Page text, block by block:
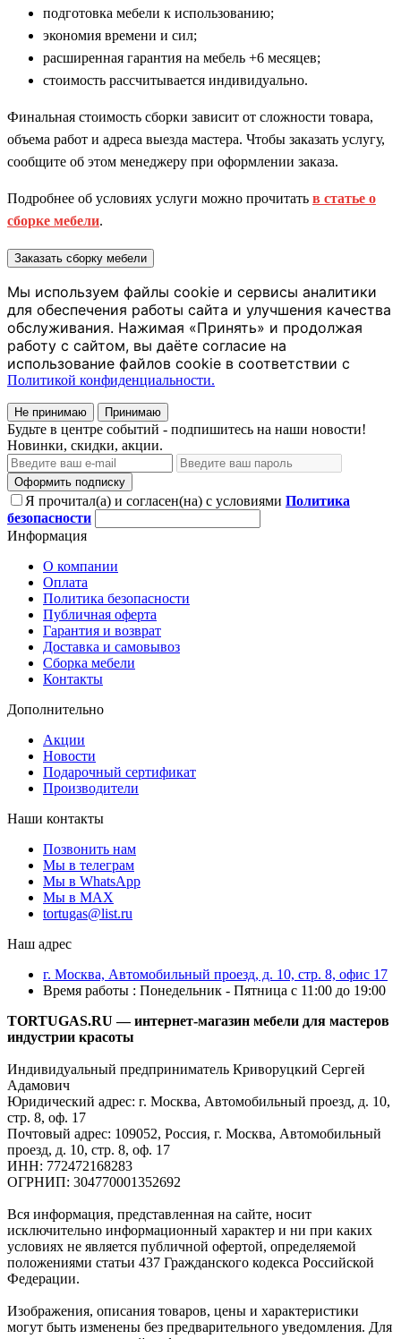
подготовка мебели к использованию;
экономия времени и сил;
расширенная гарантия на мебель +6 месяцев;
стоимость рассчитывается индивидуально.
Финальная стоимость сборки зависит от сложности товара,
объема работ и адреса выезда мастера. Чтобы заказать услугу,
сообщите об этом менеджеру при оформлении заказа.
Подробнее об условиях услуги можно прочитать в статье о
сборке мебели.
Заказать сборку мебели
Мы используем файлы cookie и сервисы аналитики
для обеспечения работы сайта и улучшения качества
обслуживания. Нажимая «Принять» и продолжая
работу с сайтом, вы даёте согласие на
использование файлов cookie в соответствии с
Политикой конфиденциальности.
Не принимаю Принимаю
Будьте в центре событий - подпишитесь на наши новости!
Новинки, скидки, акции.
Оформить подписку
Я прочитал(а) и согласен(на) с условиями Политика
безопасности
Информация
О компании
Оплата
Политика безопасности
Публичная оферта
Гарантия и возврат
Доставка и самовывоз
Сборка мебели
Контакты
Дополнительно
Акции
Новости
Подарочный сертификат
Производители
Наши контакты
Позвонить нам
Мы в телеграм
Мы в WhatsApp
Мы в MAX
tortugas@list.ru
Наш адрес
г. Москва, Автомобильный проезд, д. 10, стр. 8, офис 17
Время работы : Понедельник - Пятница с 11:00 до 19:00
TORTUGAS.RU — интернет-магазин мебели для мастеров
индустрии красоты
Индивидуальный предприниматель Криворуцкий Сергей
Адамович
Юридический адрес: г. Москва, Автомобильный проезд, д. 10,
стр. 8, оф. 17
Почтовый адрес: 109052, Россия, г. Москва, Автомобильный
проезд, д. 10, стр. 8, оф. 17
ИНН: 772472168283
ОГРНИП: 304770001352692
Вся информация, представленная на сайте, носит
исключительно информационный характер и ни при каких
условиях не является публичной офертой, определяемой
положениями статьи 437 Гражданского кодекса Российской
Федерации.
Изображения, описания товаров, цены и характеристики
могут быть изменены без предварительного уведомления. Для